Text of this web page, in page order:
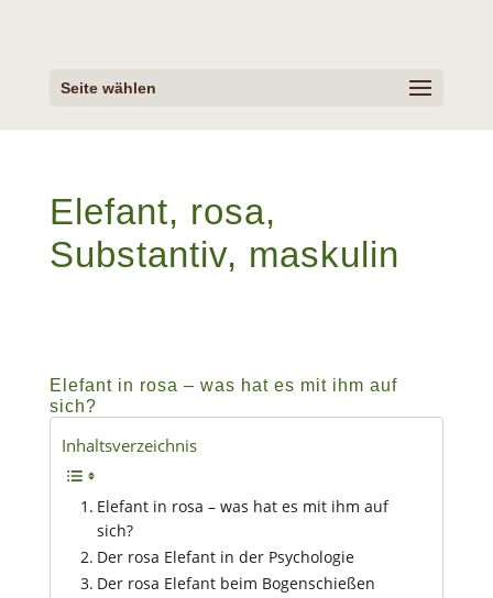
Seite wählen
Elefant, rosa,
Substantiv, maskulin
Elefant in rosa – was hat es mit ihm auf
sich?
Inhaltsverzeichnis
Elefant in rosa – was hat es mit ihm auf
sich?
Der rosa Elefant in der Psychologie
Der rosa Elefant beim Bogenschießen